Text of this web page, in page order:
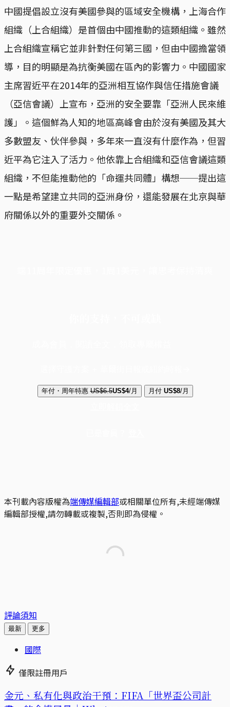
中國提倡設立沒有美國參與的區域安全機構，上海合作
組織（上合組織）是首個由中國推動的這類組織。雖然
上合組織宣稱它並非針對任何第三國，但由中國擔當領
導，目的明顯是為抗衡美國在區內的影響力。中國國家
主席習近平在2014年的亞洲相互協作與信任措施會議
（亞信會議）上宣布，亞洲的安全要靠「亞洲人民來維
護」。這個鮮為人知的地區高峰會由於沒有美國及其大
多數盟友、伙伴參與，多年來一直沒有什麼作為，但習
近平為它注入了活力。他依靠上合組織和亞信會議這類
組織，不但能推動他的「命運共同體」構想──提出這
一點是希望建立共同的亞洲身份，還能發展在北京與華
府關係以外的重要外交關係。
年付・周年特惠 US$6.5US$4/月 月付 US$8/月
本刊載內容版權為端傳媒編輯部或相關單位所有,未經端傳媒
編輯部授權,請勿轉載或複製,否則即為侵權。
評論須知
最新 更多
國際
僅限註冊用戶
金元、私有化與政治干預：FIFA「世界盃公司計